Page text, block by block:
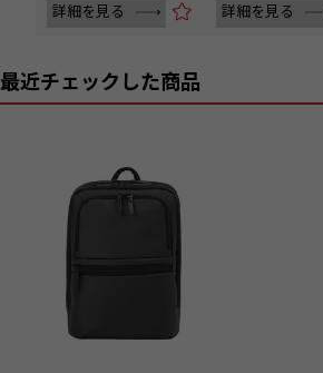
詳細を見る 詳細を見る
最近チェックした商品